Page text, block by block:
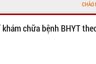
CHÀO MỪNG
chữa bệnh BHYT